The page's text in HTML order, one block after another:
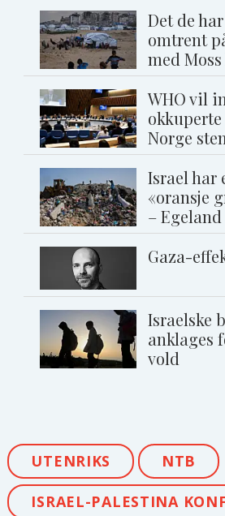
Det de
omtrent
med
WHO vil
Norge
Israel har
«oransje
–
Gaza-
Israelske
anklages
vold
UTENRIKS NTB
ISRAEL-PALESTINA